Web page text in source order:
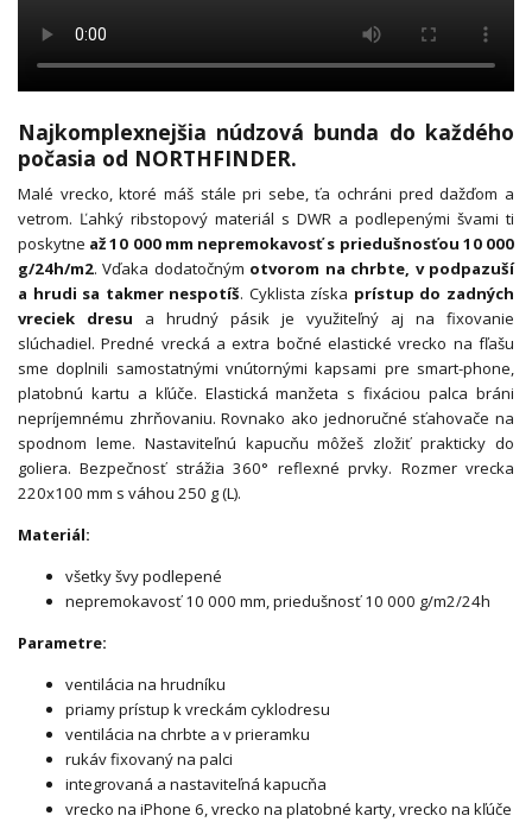
Najkomplexnejšia núdzová bunda do každého
počasia od NORTHFINDER.
Malé vrecko, ktoré máš stále pri sebe, ťa ochráni pred dažďom a
vetrom. Ľahký ribstopový materiál s DWR a podlepenými švami ti
poskytne až 10 000 mm nepremokavosť s priedušnosťou 10 000
g/24h/m2. Vďaka dodatočným otvorom na chrbte, v podpazuší
a hrudi sa takmer nespotíš. Cyklista získa prístup do zadných
vreciek dresu a hrudný pásik je využiteľný aj na fixovanie
slúchadiel. Predné vrecká a extra bočné elastické vrecko na fľašu
sme doplnili samostatnými vnútornými kapsami pre smart-phone,
platobnú kartu a kľúče. Elastická manžeta s fixáciou palca bráni
nepríjemnému zhrňovaniu. Rovnako ako jednoručné sťahovače na
spodnom leme. Nastaviteľnú kapucňu môžeš zložiť prakticky do
goliera. Bezpečnosť strážia 360° reflexné prvky. Rozmer vrecka
220x100 mm s váhou 250 g (L).
Materiál:
všetky švy podlepené
nepremokavosť 10 000 mm, priedušnosť 10 000 g/m2/24h
Parametre:
ventilácia na hrudníku
priamy prístup k vreckám cyklodresu
ventilácia na chrbte a v prieramku
rukáv fixovaný na palci
integrovaná a nastaviteľná kapucňa
vrecko na iPhone 6, vrecko na platobné karty, vrecko na kľúče